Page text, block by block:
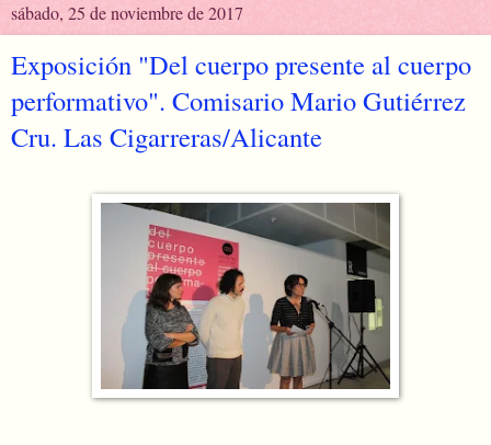
sábado, 25 de noviembre de 2017
Exposición "Del cuerpo presente al cuerpo
performativo". Comisario Mario Gutiérrez
Cru. Las Cigarreras/Alicante